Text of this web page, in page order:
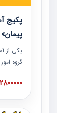
پکیج
پیمان»
یکی از
گروه
است
نکات
پیمان
2800000 تومان